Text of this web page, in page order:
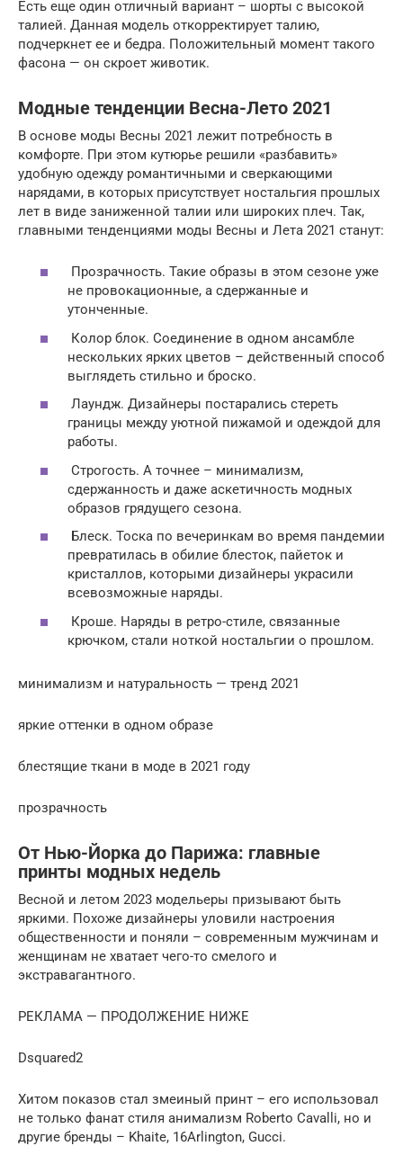
Есть еще один отличный вариант – шорты с высокой
талией. Данная модель откорректирует талию,
подчеркнет ее и бедра. Положительный момент такого
фасона — он скроет животик.
Модные тенденции Весна-Лето 2021
В основе моды Весны 2021 лежит потребность в
комфорте. При этом кутюрье решили «разбавить»
удобную одежду романтичными и сверкающими
нарядами, в которых присутствует ностальгия прошлых
лет в виде заниженной талии или широких плеч. Так,
главными тенденциями моды Весны и Лета 2021 станут:
Прозрачность. Такие образы в этом сезоне уже
не провокационные, а сдержанные и
утонченные.
Колор блок. Соединение в одном ансамбле
нескольких ярких цветов – действенный способ
выглядеть стильно и броско.
Лаундж. Дизайнеры постарались стереть
границы между уютной пижамой и одеждой для
работы.
Строгость. А точнее – минимализм,
сдержанность и даже аскетичность модных
образов грядущего сезона.
Блеск. Тоска по вечеринкам во время пандемии
превратилась в обилие блесток, пайеток и
кристаллов, которыми дизайнеры украсили
всевозможные наряды.
Кроше. Наряды в ретро-стиле, связанные
крючком, стали ноткой ностальгии о прошлом.
минимализм и натуральность — тренд 2021
яркие оттенки в одном образе
блестящие ткани в моде в 2021 году
прозрачность
От Нью-Йорка до Парижа: главные
принты модных недель
Весной и летом 2023 модельеры призывают быть
яркими. Похоже дизайнеры уловили настроения
общественности и поняли – современным мужчинам и
женщинам не хватает чего-то смелого и
экстравагантного.
РЕКЛАМА — ПРОДОЛЖЕНИЕ НИЖЕ
Dsquared2
Хитом показов стал змеиный принт – его использовал
не только фанат стиля анимализм Roberto Cavalli, но и
другие бренды – Khaite, 16Arlington, Gucci.